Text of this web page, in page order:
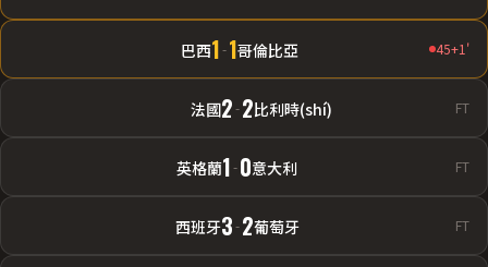
巴西1- 1哥倫比亞 45+1'
法國2- 2比利時(shí) FT
英格蘭1-0意大利 FT
西班牙3- 2葡萄牙 FT